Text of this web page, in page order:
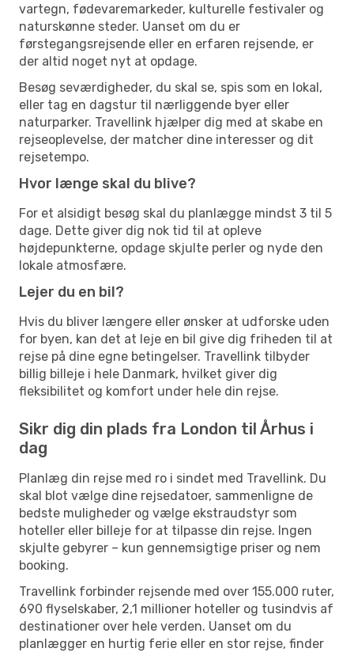
vartegn, fødevaremarkeder, kulturelle festivaler og
naturskønne steder. Uanset om du er
førstegangsrejsende eller en erfaren rejsende, er
der altid noget nyt at opdage.
Besøg seværdigheder, du skal se, spis som en lokal,
eller tag en dagstur til nærliggende byer eller
naturparker. Travellink hjælper dig med at skabe en
rejseoplevelse, der matcher dine interesser og dit
rejsetempo.
Hvor længe skal du blive?
For et alsidigt besøg skal du planlægge mindst 3 til 5
dage. Dette giver dig nok tid til at opleve
højdepunkterne, opdage skjulte perler og nyde den
lokale atmosfære.
Lejer du en bil?
Hvis du bliver længere eller ønsker at udforske uden
for byen, kan det at leje en bil give dig friheden til at
rejse på dine egne betingelser. Travellink tilbyder
billig billeje i hele Danmark, hvilket giver dig
fleksibilitet og komfort under hele din rejse.
Sikr dig din plads fra London til Århus i
dag
Planlæg din rejse med ro i sindet med Travellink. Du
skal blot vælge dine rejsedatoer, sammenligne de
bedste muligheder og vælge ekstraudstyr som
hoteller eller billeje for at tilpasse din rejse. Ingen
skjulte gebyrer – kun gennemsigtige priser og nem
booking.
Travellink forbinder rejsende med over 155.000 ruter,
690 flyselskaber, 2,1 millioner hoteller og tusindvis af
destinationer over hele verden. Uanset om du
planlægger en hurtig ferie eller en stor rejse, finder